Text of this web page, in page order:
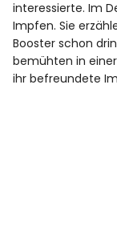
interessierte. Im
Impfen. Sie
Booster schon
bemühten in
ihr befreundete